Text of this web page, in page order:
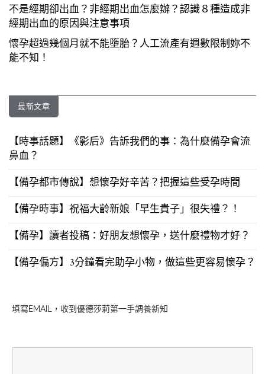
不是經期卻出血？非經期出血怎麼辦？認識８種造成非
經期出血的原因與注意事項
懷孕超過幾個月就不能墮胎？人工流產有週數限制妳不
能不知！
最新文章
【時事話題】《影后》告訴我們的事：為什麼備孕會流
鼻血？
【備孕都市傳說】想懷孕好辛苦？把握這些受孕時間
【備孕時事】祝福大齡新娘「早生貴子」很失禮？！
【備孕】讀者投稿：好朋友想懷孕，送什麼禮物才好？
【備孕偏方】3分鐘看完助孕小物，做這些更容易懷孕？
填寫EMAIL，收到優德莎莉第一手調養新知